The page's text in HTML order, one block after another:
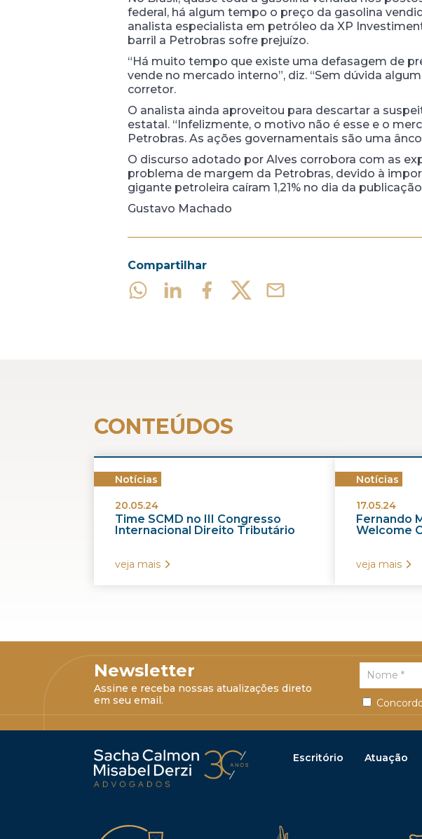
federal, há algum tempo o preço da gasolina
analista especialista em petróleo da XP
barril a Petrobras sofre prejuízo.
“Há muito tempo que existe uma defasagem de
vende no mercado interno”, diz. “Sem dúvida
corretor.
O analista ainda aproveitou para descartar a
estatal. “Infelizmente, o motivo não é esse e o
Petrobras. As ações governamentais são uma
O discurso adotado por Alves corrobora com as
problema de margem da Petrobras, devido à
gigante petroleira caíram 1,21% no dia da
Gustavo Machado
Compartilhar
CONTEÚDOS
Notícias
20.05.24
Time SCMD no III Congresso
Internacional Direito Tributário
veja mais
Notícias
17.05.24
Fernando
Welcome
veja mais
Newsletter
Assine e receba nossas atualizações direto
em seu email.
Escritório Atuação